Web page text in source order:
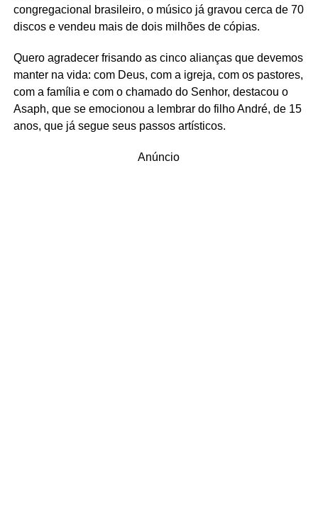
congregacional brasileiro, o músico já gravou cerca de 70
discos e vendeu mais de dois milhões de cópias.
Quero agradecer frisando as cinco alianças que devemos
manter na vida: com Deus, com a igreja, com os pastores,
com a família e com o chamado do Senhor, destacou o
Asaph, que se emocionou a lembrar do filho André, de 15
anos, que já segue seus passos artísticos.
Anúncio